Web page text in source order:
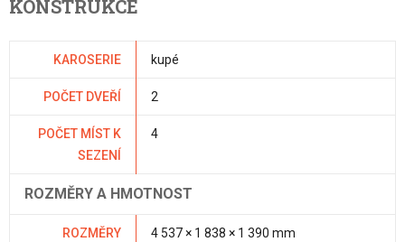
KONSTRUKCE
KAROSERIE kupé
POČET DVEŘÍ 2
POČET MÍST K
SEZENÍ
4
ROZMĚRY A HMOTNOST
ROZMĚRY 4 537 × 1 838 × 1 390 mm